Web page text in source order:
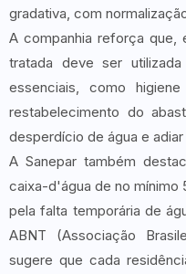
gradativa, com
A companhia reforça que,
tratada deve ser
essenciais, como
restabelecimento do
desperdício de água e
A Sanepar também
caixa-d'água de no
pela falta temporária de
ABNT (Associação
sugere que cada